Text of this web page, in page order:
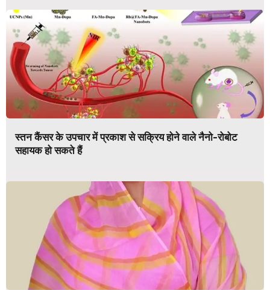
स्तन कैंसर के उपचार में प्रकाश से सक्रिय होने वाले नैनो-रोबोट
सहायक हो सकते हैं